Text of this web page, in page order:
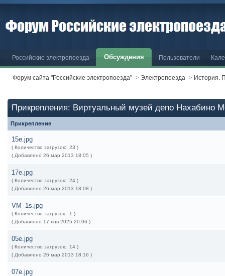
Российские электропоезда Обсуждения Пользователи
Форум сайта "Российские электропоезда" > Электропоезда > История.
Прикрепления: Виртуальный музей депо Нахабино
Прикрепление
15e.jpg
( Количество загрузок:: 23 )
( Добавлено 26 мар 2013 18:05 )
17e.jpg
( Количество загрузок:: 24 )
( Добавлено 26 мар 2013 18:08 )
VM_1s.jpg
( Количество загрузок:: 1 )
( Добавлено 17 янв 2025 20:06 )
05e.jpg
( Количество загрузок:: 14 )
( Добавлено 26 мар 2013 18:16 )
07e.jpg